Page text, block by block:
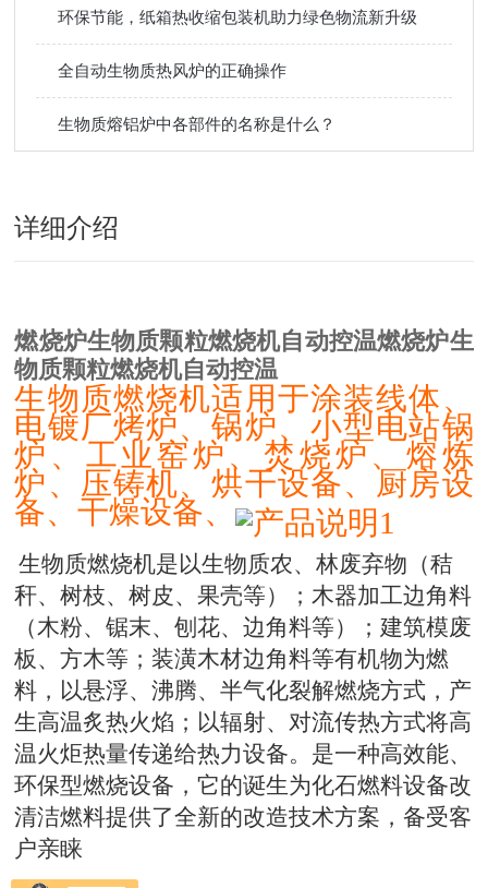
环保节能，纸箱热收缩包装机助力绿色物流新升级
全自动生物质热风炉的正确操作
生物质熔铝炉中各部件的名称是什么？
详细介绍
燃烧炉生物质颗粒燃烧机自动控温燃烧炉生
物质颗粒燃烧机自动控温
生物质燃烧机适用于涂装线体、
电镀厂烤炉、锅炉、小型电站锅
炉、工业窑炉、焚烧炉、熔炼
炉、压铸机、烘干设备、厨房设
备、干燥设备、
生物质燃烧机是以生物质农、林废弃物（秸
秆、树枝、树皮、果壳等）；木器加工边角料
（木粉、锯末、刨花、边角料等）；建筑模废
板、方木等；装潢木材边角料等有机物为燃
料，以悬浮、沸腾、半气化裂解燃烧方式，产
生高温炙热火焰；以辐射、对流传热方式将高
温火炬热量传递给热力设备。是一种高效能、
环保型燃烧设备，它的诞生为化石燃料设备改
清洁燃料提供了全新的改造技术方案，备受客
户亲睐